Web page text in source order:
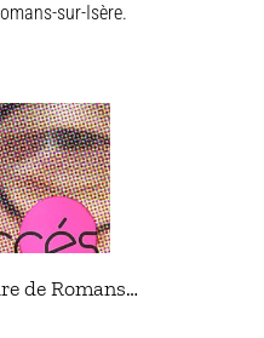
sur-Isère.
de Romans…